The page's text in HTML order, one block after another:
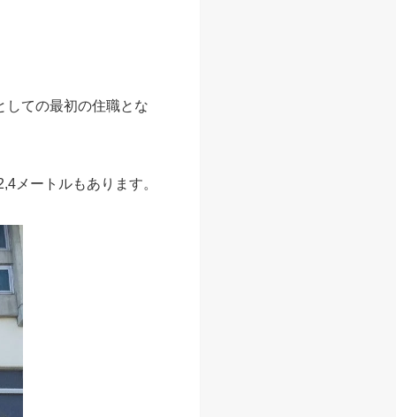
しての最初の住職とな
メートルもあります。